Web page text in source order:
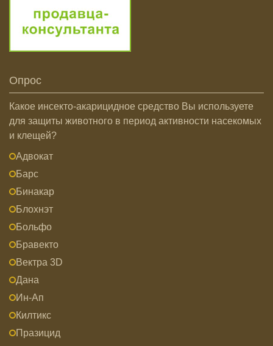
Опрос
Какое инсекто-акарицидное средство Вы используете
для защиты животного в период активности насекомых
и клещей?
Адвокат
Барс
Бинакар
Блохнэт
Больфо
Бравекто
Вектра 3D
Дана
Ин-Ап
Килтикс
Празицид